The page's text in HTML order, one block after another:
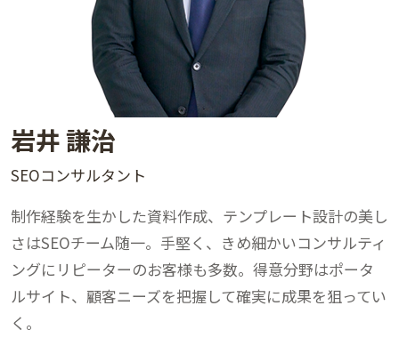
岩井 謙治
SEOコンサルタント
制作経験を生かした資料作成、テンプレート設計の美し
さはSEOチーム随一。手堅く、きめ細かいコンサルティ
ングにリピーターのお客様も多数。得意分野はポータ
ルサイト、顧客ニーズを把握して確実に成果を狙ってい
く。